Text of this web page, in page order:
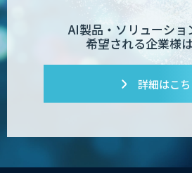
AI製品・ソリューショ
希望される企業様
詳細はこち